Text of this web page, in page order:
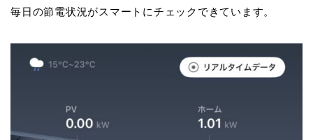
毎日の節電状況がスマートにチェックできています。